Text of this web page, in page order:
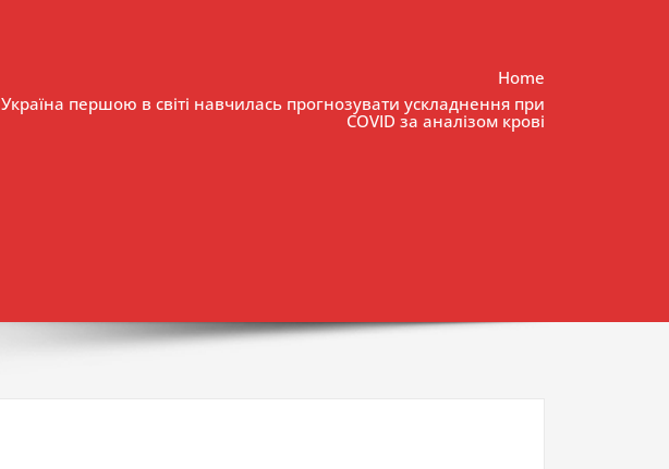
Home
Україна першою в світі навчилась прогнозувати ускладнення при
COVID за аналізом крові